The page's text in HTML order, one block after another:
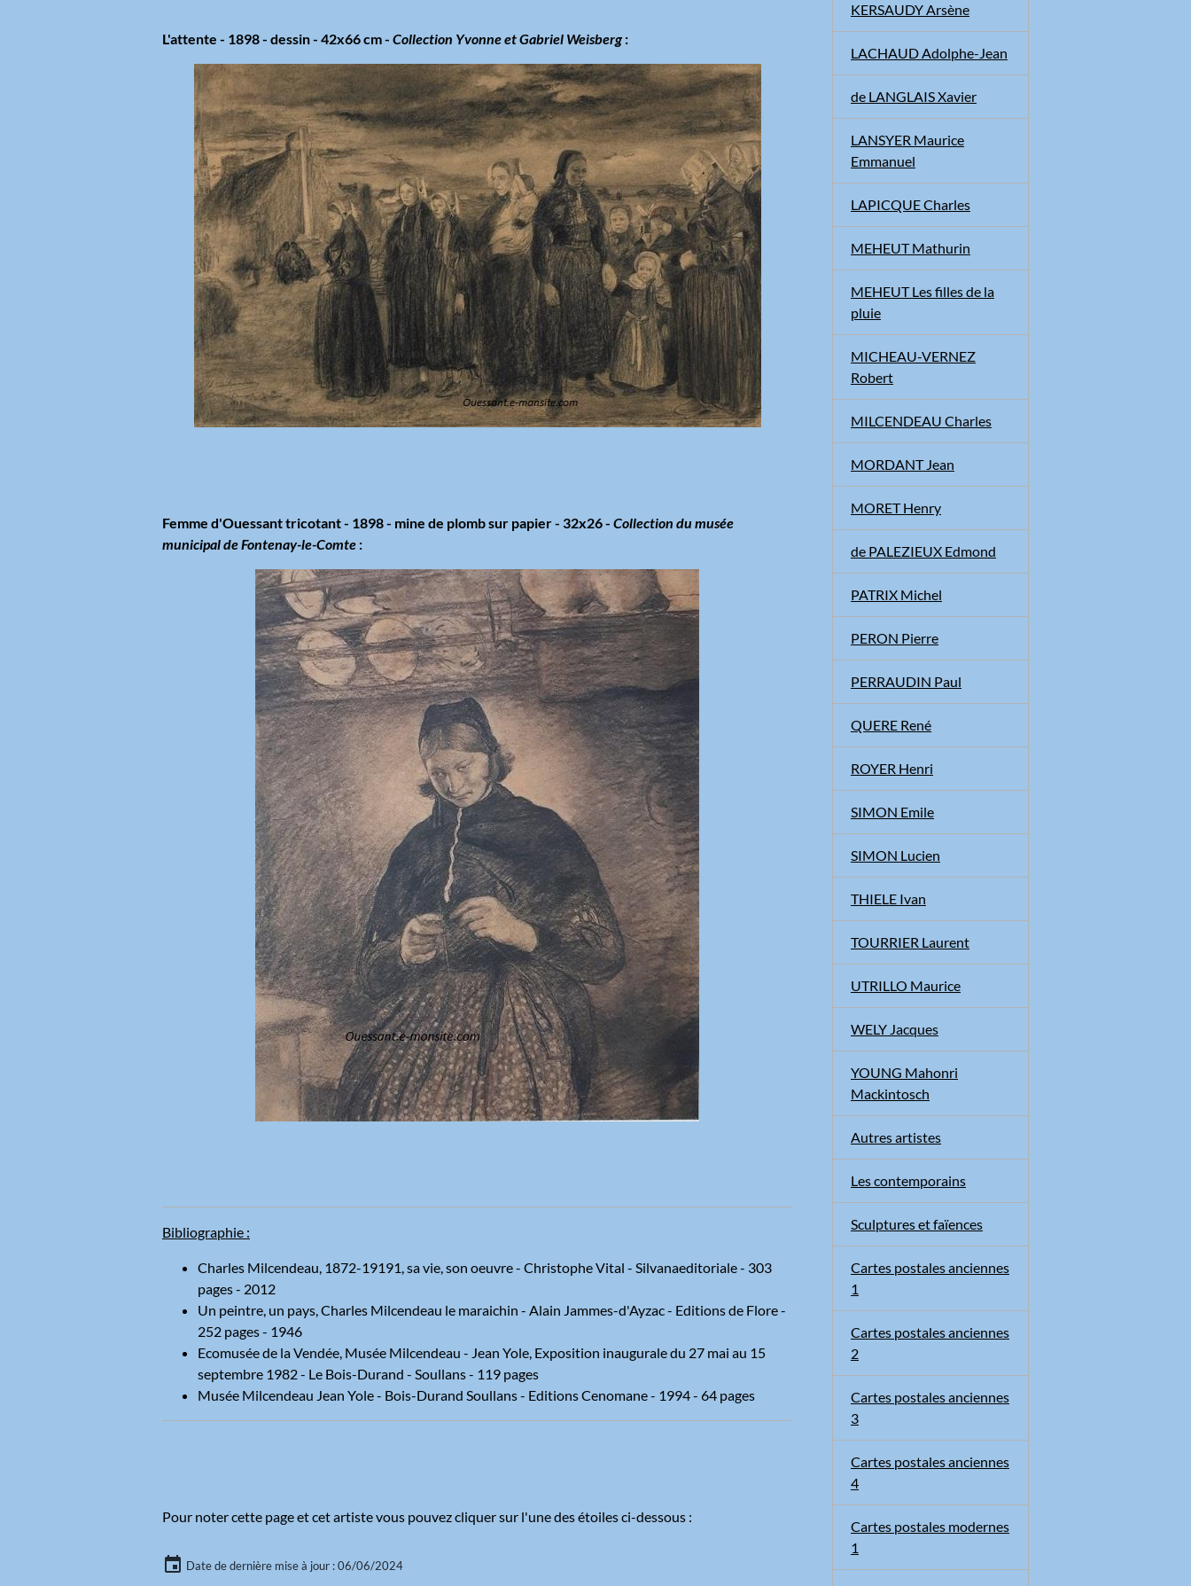
L'attente - 1898 - dessin - 42x66 cm - Collection Yvonne et Gabriel Weisberg :
Femme d'Ouessant tricotant - 1898 - mine de plomb sur papier - 32x26 - Collection du musée
municipal de Fontenay-le-Comte :
Bibliographie :
Charles Milcendeau, 1872-19191, sa vie, son oeuvre - Christophe Vital - Silvanaeditoriale - 303
pages - 2012
Un peintre, un pays, Charles Milcendeau le maraichin - Alain Jammes-d'Ayzac - Editions de Flore -
252 pages - 1946
Ecomusée de la Vendée, Musée Milcendeau - Jean Yole, Exposition inaugurale du 27 mai au 15
septembre 1982 - Le Bois-Durand - Soullans - 119 pages
Musée Milcendeau Jean Yole - Bois-Durand Soullans - Editions Cenomane - 1994 - 64 pages
Pour noter cette page et cet artiste vous pouvez cliquer sur l'une des étoiles ci-dessous :
Date de dernière mise à jour : 06/06/2024
KERSAUDY Arsène
LACHAUD Adolphe-Jean
de LANGLAIS Xavier
LANSYER Maurice
Emmanuel
LAPICQUE Charles
MEHEUT Mathurin
MEHEUT Les filles de la
pluie
MICHEAU-VERNEZ
Robert
MILCENDEAU Charles
MORDANT Jean
MORET Henry
de PALEZIEUX Edmond
PATRIX Michel
PERON Pierre
PERRAUDIN Paul
QUERE René
ROYER Henri
SIMON Emile
SIMON Lucien
THIELE Ivan
TOURRIER Laurent
UTRILLO Maurice
WELY Jacques
YOUNG Mahonri
Mackintosch
Autres artistes
Les contemporains
Sculptures et faïences
Cartes postales anciennes
1
Cartes postales anciennes
2
Cartes postales anciennes
3
Cartes postales anciennes
4
Cartes postales modernes
1